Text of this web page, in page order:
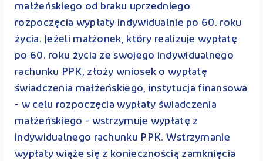
małżeńskiego od braku uprzedniego
rozpoczęcia wypłaty indywidualnie po 60. roku
życia. Jeżeli małżonek, który realizuje wypłatę
po 60. roku życia ze swojego indywidualnego
rachunku PPK, złoży wniosek o wypłatę
świadczenia małżeńskiego, instytucja finansowa
- w celu rozpoczęcia wypłaty świadczenia
małżeńskiego - wstrzymuje wypłatę z
indywidualnego rachunku PPK. Wstrzymanie
wypłaty wiąże się z koniecznością zamknięcia